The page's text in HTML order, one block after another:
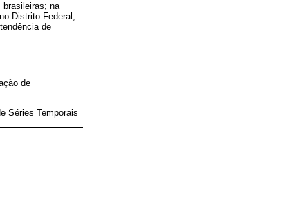
brasileiras; na
Distrito Federal,
de
de
Séries Temporais